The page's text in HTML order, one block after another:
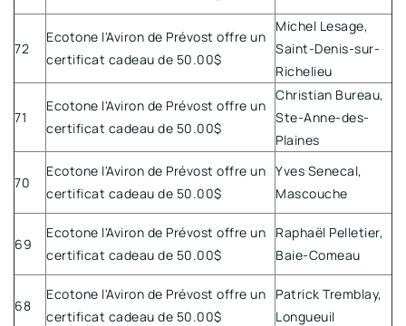
72
Ecotone l'Aviron de Prévost offre un
certificat cadeau de 50.00$
Michel Lesage,
Saint-Denis-sur-
Richelieu
71
Ecotone l'Aviron de Prévost offre un
certificat cadeau de 50.00$
Christian Bureau,
Ste-Anne-des-
Plaines
70
Ecotone l'Aviron de Prévost offre un
certificat cadeau de 50.00$
Yves Senecal,
Mascouche
69
Ecotone l'Aviron de Prévost offre un
certificat cadeau de 50.00$
Raphaël Pelletier,
Baie-Comeau
68
Ecotone l'Aviron de Prévost offre un
certificat cadeau de 50.00$
Patrick Tremblay,
Longueuil